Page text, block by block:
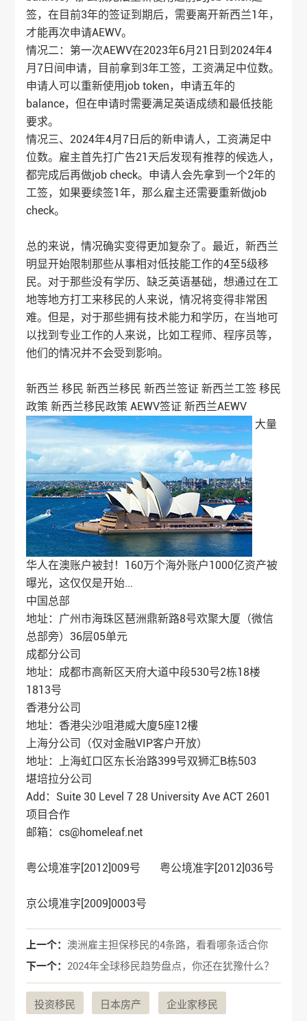
签，在目前3年的签证到期后，需要离开新西兰1年，
才能再次申请AEWV。
情况二：第一次AEWV在2023年6月21日到2024年4
月7日间申请，目前拿到3年工签，工资满足中位数。
申请人可以重新使用job token，申请五年的
balance，但在申请时需要满足英语成绩和最低技能
要求。
情况三、2024年4月7日后的新申请人，工资满足中
位数。雇主首先打广告21天后发现有推荐的候选人，
都完成后再做job check。申请人会先拿到一个2年的
工签，如果要续签1年，那么雇主还需要重新做job
check。
总的来说，情况确实变得更加复杂了。最近，新西兰
明显开始限制那些从事相对低技能工作的4至5级移
民。对于那些没有学历、缺乏英语基础，想通过在工
地等地方打工来移民的人来说，情况将变得非常困
难。但是，对于那些拥有技术能力和学历，在当地可
以找到专业工作的人来说，比如工程师、程序员等，
他们的情况并不会受到影响。
新西兰 移民 新西兰移民 新西兰签证 新西兰工签 移民
政策 新西兰移民政策 AEWV签证 新西兰AEWV
大量
华人在澳账户被封！160万个海外账户1000亿资产被
曝光，这仅仅是开始...
中国总部
地址：广州市海珠区琶洲鼎新路8号欢聚大厦（微信
总部旁）36层05单元
成都分公司
地址：成都市高新区天府大道中段530号2栋18楼
1813号
香港分公司
地址：香港尖沙咀港威大廈5座12樓
上海分公司（仅对金融VIP客户开放）
地址：上海虹口区东长治路399号双狮汇B栋503
堪培拉分公司
Add：Suite 30 Level 7 28 University Ave ACT 2601
项目合作
邮箱：cs@homeleaf.net
粤公境准字[2012]009号 粤公境准字[2012]036号
京公境准字[2009]0003号
上一个： 澳洲雇主担保移民的4条路，看看哪条适合你
下一个： 2024年全球移民趋势盘点，你还在犹豫什么？
投资移民 日本房产 企业家移民